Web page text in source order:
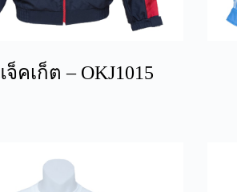
จ็คเก็ต – OKJ1015